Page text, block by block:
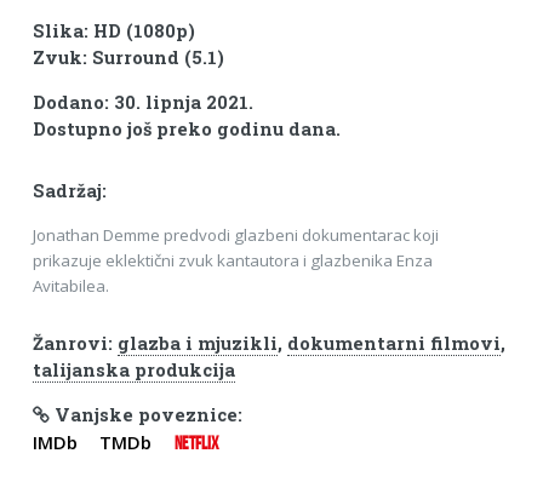
Slika: HD (1080p)
Zvuk: Surround (5.1)
Dodano: 30. lipnja 2021.
Dostupno još preko godinu dana.
Sadržaj:
Jonathan Demme predvodi glazbeni dokumentarac koji
prikazuje eklektični zvuk kantautora i glazbenika Enza
Avitabilea.
Žanrovi: glazba i mjuzikli, dokumentarni filmovi,
talijanska produkcija
Vanjske poveznice:
IMDb TMDb NETFLIX